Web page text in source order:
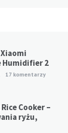
Humidifier 2
17 komentarzy
Cooker –
ryżu,